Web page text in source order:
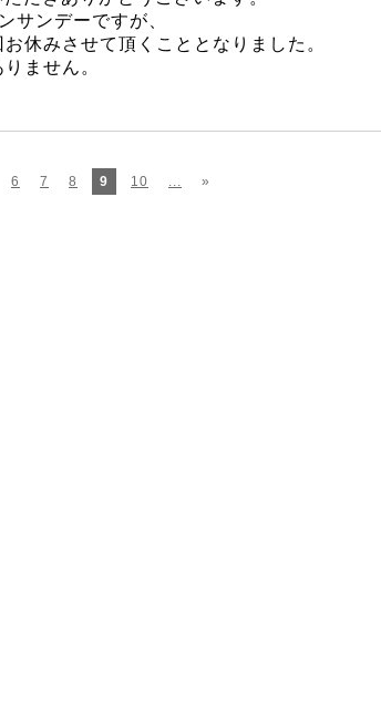
サンデーですが、
休みさせて頂くこととなりました。
ません。
6 7 8 9 10 ... »